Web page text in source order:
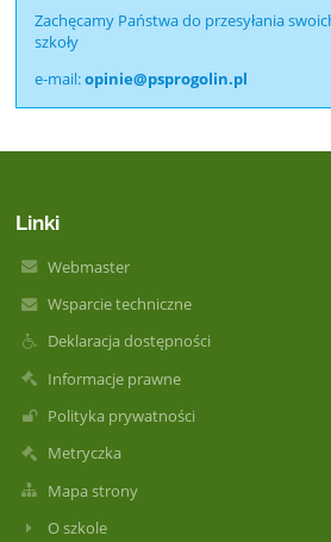
Zachęcamy Państwa do przesyłania
szkoły
e-mail:opinie@psprogolin.pl
Linki
Webmaster
Wsparcie techniczne
Deklaracja dostępności
Informacje prawne
Polityka prywatności
Metryczka
Mapa strony
O szkole